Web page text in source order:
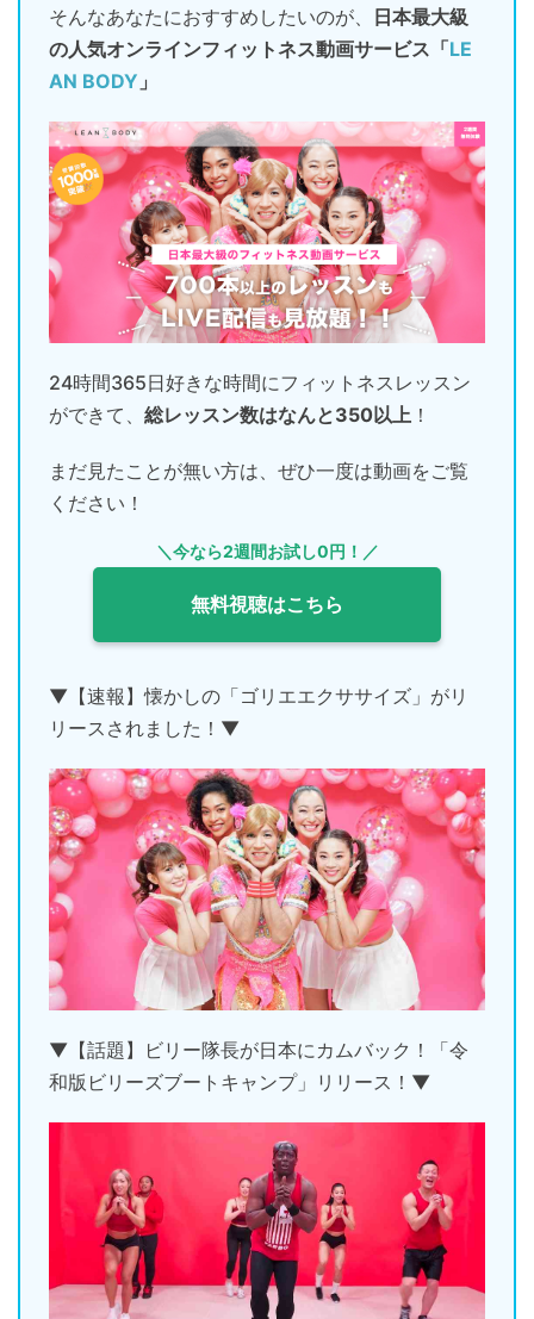
そんなあなたにおすすめしたいのが、 日本最大級
の人気オンラインフィットネス動画サービス「LE
AN BODY 」
24時間365日好きな時間にフィットネスレッスン
ができて、 総レッスン数はなんと350以上 ！
まだ見たことが無い方は、ぜひ一度は動画をご覧
ください！
＼今なら2週間お試し0円！／
無料視聴はこちら
▼【速報】懐かしの「ゴリエエクササイズ」がリ
リースされました！▼
▼【話題】ビリー隊長が日本にカムバック！「令
和版ビリーズブートキャンプ」リリース！▼